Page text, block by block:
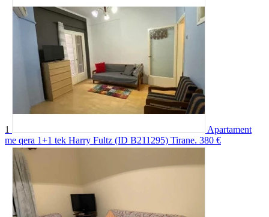
1
Apartament
me qera 1+1 tek Harry Fultz (ID B211295) Tirane. 380 €